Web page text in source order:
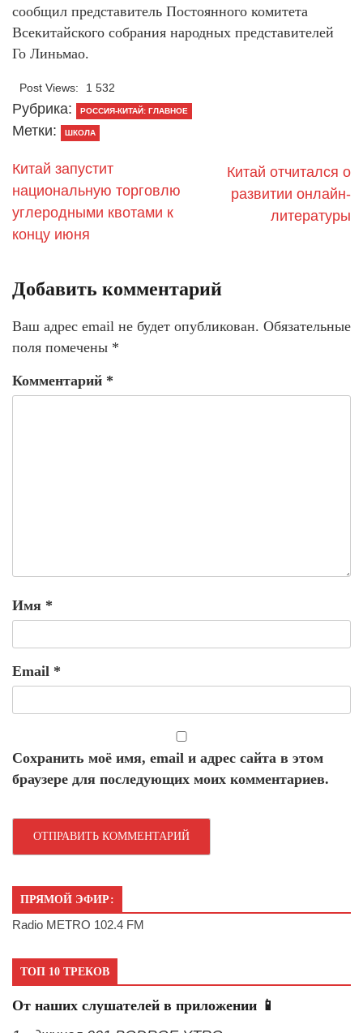
сообщил представитель Постоянного комитета
Всекитайского собрания народных представителей
Го Линьмао.
Post Views: 1 532
Рубрика: РОССИЯ-КИТАЙ: ГЛАВНОЕ
Метки: ШКОЛА
Китай запустит
национальную торговлю
углеродными квотами к
концу июня
Китай отчитался о
развитии онлайн-
литературы
Добавить комментарий
Ваш адрес email не будет опубликован. Обязательные
поля помечены *
Комментарий *
Имя *
Email *
Сохранить моё имя, email и адрес сайта в этом
браузере для последующих моих комментариев.
ПРЯМОЙ ЭФИР:
Radio METRO 102.4 FM
ТОП 10 ТРЕКОВ
От наших слушателей в приложении 📱